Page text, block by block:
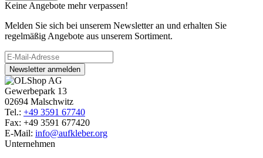
Keine Angebote mehr verpassen!
Melden Sie sich bei unserem Newsletter an und erhalten Sie
regelmäßig Angebote aus unserem Sortiment.
Newsletter anmelden
Gewerbepark 13
02694 Malschwitz
Tel.: +49 3591 67740
Fax: +49 3591 677420
E-Mail: info@aufkleber.org
Unternehmen